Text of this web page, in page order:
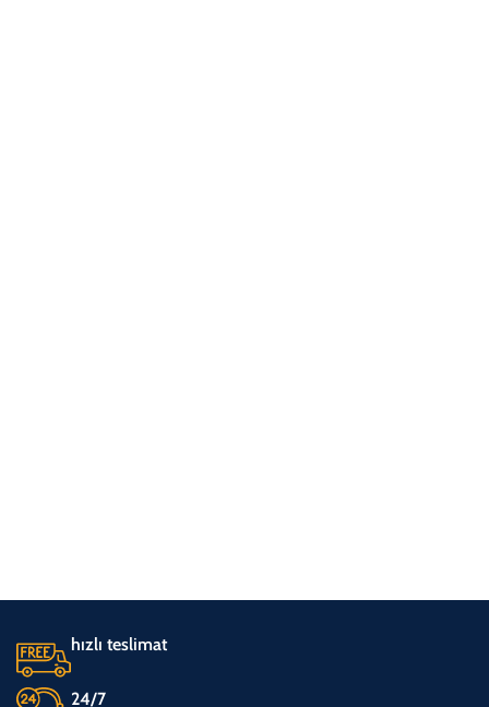
hızlı teslimat
24/7